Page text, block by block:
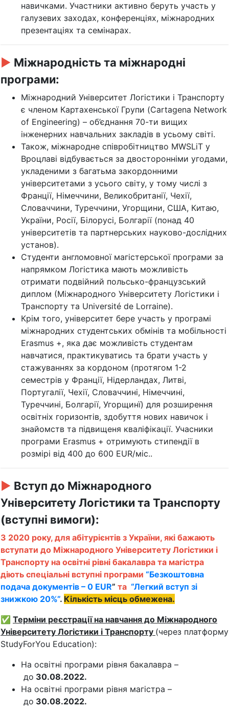
навичками. Участники активно беруть участь у
галузевих заходах, конференціях, міжнародних
презентаціях та семінарах.
► Міжнародність та міжнародні
програми:
Міжнародний Університет Логістики і Транспорту
є членом Картахенської Групи (Cartagena Network
of Engineering) – об’єднання 70-ти вищих
інженерних навчальних закладів в усьому світі.
Також, міжнародне співробітництво MWSLiT у
Вроцлаві відбувається за двосторонніми угодами,
укладеними з багатьма закордонними
університетами з усього світу, у тому числі з
Франції, Німеччини, Великобританії, Чехії,
Словаччини, Туреччини, Угорщини, США, Китаю,
України, Росії, Білорусі, Болгарії (понад 40
університетів та партнерських науково-дослідних
установ).
Студенти англомовної магістерської програми за
напрямком Логістика мають можливість
отримати подвійний польсько-французський
диплом (Міжнародного Університету Логістики і
Транспорту та Université de Lorraine).
Крім того, університет бере участь у програмі
міжнародних студентських обмінів та мобільності
Erasmus +, яка дає можливість студентам
навчатися, практикуватись та брати участь у
стажуваннях за кордоном (протягом 1-2
семестрів у Франції, Нідерландах, Литві,
Португалії, Чехії, Словаччині, Німеччині,
Туреччині, Болгарії, Угорщинї) для розширення
освітніх горизонтів, здобуття нових навичок і
знайомств та підвищеня кваліфікації. Учасники
програми Erasmus + отримують стипендії в
розмірі від 400 до 600 EUR/міс..
► Вступ до Міжнародного
Університету Логістики та Транспорту
(вступні вимоги):
З 2020 року, для абітурієнтів з України, які бажають
вступати до Міжнародного Університету Логістики і
Транспорту на освітні рівні бакалавра та магістра
діють спеціальні вступні програми “Безкоштовна
подача документів – 0 EUR” та “Легкий вступ зі
знижкою 20%”. Кількість місць обмежена.
✅ Терміни реєстрації на навчання до Міжнародного
Університету Логістики і Транспорту (через платформу
StudyForYou Education):
На освітні програми рівня бакалавра –
до 30.08.2022.
На освітні програми рівня магістра –
до 30.08.2022.